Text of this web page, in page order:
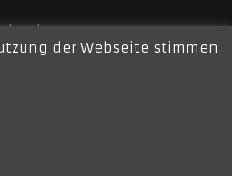
der Webseite stimmen